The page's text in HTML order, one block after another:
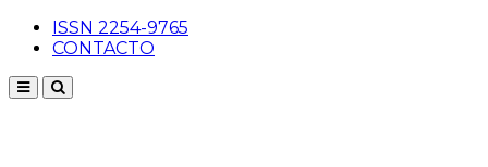
ISSN 2254-9765
CONTACTO
Menu